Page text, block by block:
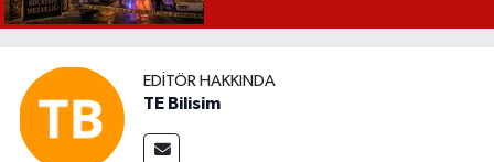
EDITÖR HAKKINDA
TE Bilisim